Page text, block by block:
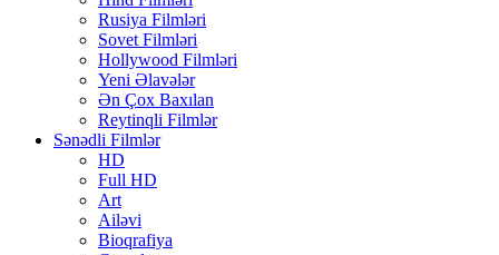
Rusiya Filmləri
Sovet Filmləri
Hollywood Filmləri
Yeni Əlavələr
Ən Çox Baxılan
Reytinqli Filmlər
Sənədli Filmlər
HD
Full HD
Art
Ailəvi
Bioqrafiya